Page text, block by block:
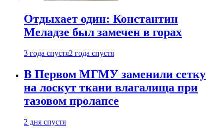
Отдыхает один: Константин
Меладзе был замечен в горах
3 года спустя2 года спустя
В Первом МГМУ заменили сетку
на лоскут ткани влагалища при
тазовом пролапсе
2 дня спустя